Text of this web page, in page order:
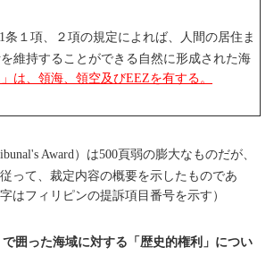
条１項、２項の規定によれば、人間の居住ま
維持することができる自然に形成された海
」は、領海、領空及びEEZを有する。
Award）は500頁弱の膨大なものだが、
って、裁定内容の概要を示したものであ
はフィリピンの提訴項目番号を示す）
囲った海域に対する「歴史的権利」につい